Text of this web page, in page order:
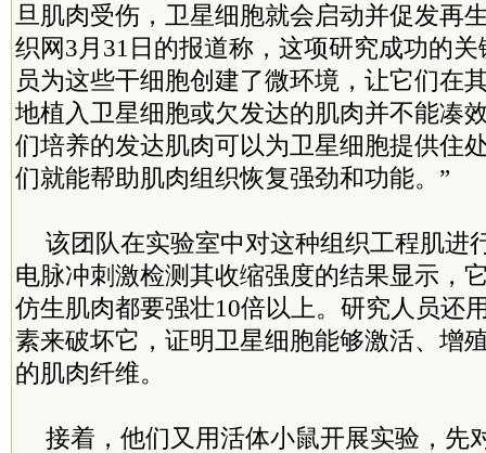
旦肌肉受伤，卫星细胞就会启动并促发再
织网3月31日的报道称，这项研究成功的
员为这些干细胞创建了微环境，让它们在
地植入卫星细胞或欠发达的肌肉并不能凑
们培养的发达肌肉可以为卫星细胞提供住
们就能帮助肌肉组织恢复强劲和功能。”
该团队在实验室中对这种组织工程肌进
电脉冲刺激检测其收缩强度的结果显示，
仿生肌肉都要强壮10倍以上。研究人员还
素来破坏它，证明卫星细胞能够激活、增
的肌肉纤维。
接着，他们又用活体小鼠开展实验，先